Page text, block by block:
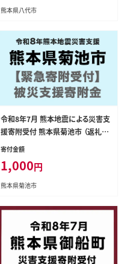
熊本県八代市
令和8年7月 熊本地震による災害支
援寄附受付 熊本県菊池市 （返礼品
はありません）---kikuchi_sgs_1000
寄付金額
1,000円
熊本県菊池市